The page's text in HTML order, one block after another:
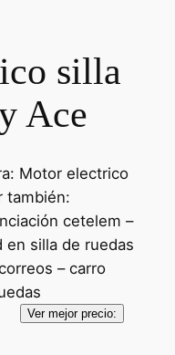
silla
Ace
Motor electrico
también:
cetelem –
en silla de ruedas
– carro
Ver mejor precio: